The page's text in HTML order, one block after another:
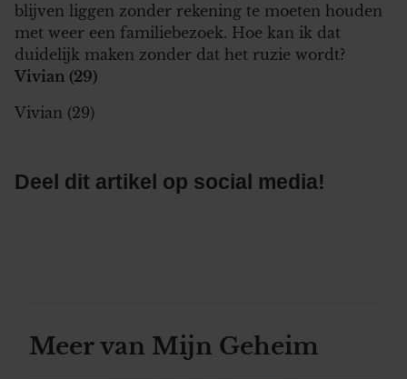
blijven liggen zonder rekening te moeten houden
met weer een familiebezoek. Hoe kan ik dat
duidelijk maken zonder dat het ruzie wordt?
Vivian (29)
Vivian (29)
Deel dit artikel op social media!
Meer van Mijn Geheim